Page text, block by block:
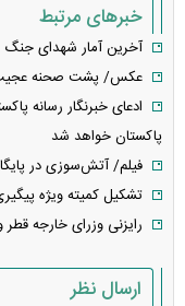
خبرهای مرتبط
آخرین آمار شهدای جنگ
عکس/ پشت ‌صحنه‌ عجیب
ادعای خبرنگار رسانه
پاکستان خواهد شد
فیلم/ آتش‌سوزی در
تشکیل کمیته ویژه
رایزنی وزرای خارجه
ارسال نظر